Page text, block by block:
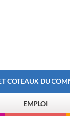
COTEAUX DU
EMPLOI